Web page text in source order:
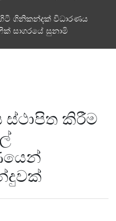
ගිනිකන්දක් විධාරණය
සාගරයේ සුනාමි
ස්ථාපිත කිරීම